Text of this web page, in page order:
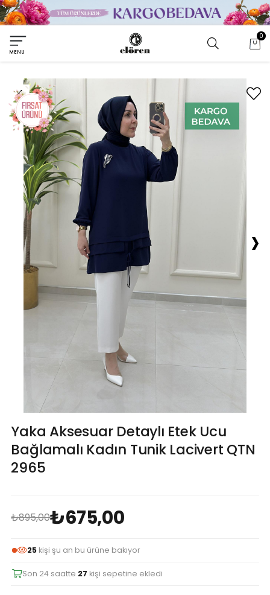
MENU
0
›
Yaka Aksesuar Detaylı Etek Ucu
Bağlamalı Kadın Tunik Lacivert QTN
2965
₺895,00₺675,00
25 kişi şu an bu ürüne bakıyor
Son 24 saatte 27 kişi sepetine ekledi